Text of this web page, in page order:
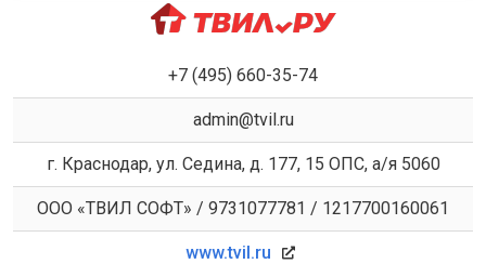
+7 (495) 660-35-74
admin@tvil.ru
г. Краснодар, ул. Седина, д. 177, 15 ОПС, а/я 5060
ООО «ТВИЛ СОФТ» / 9731077781 / 1217700160061
www.tvil.ru